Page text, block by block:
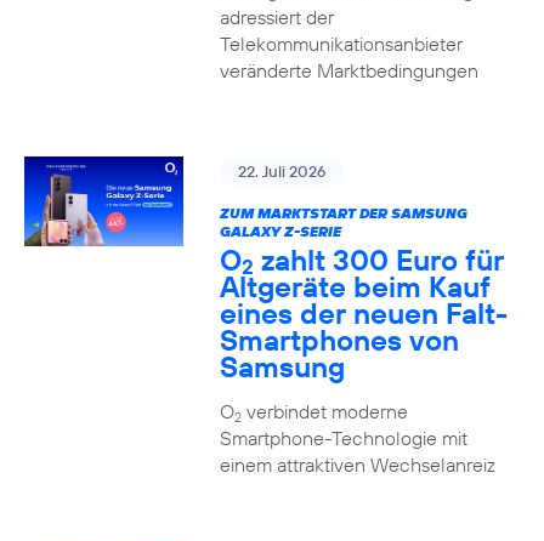
adressiert der
Telekommunikationsanbieter
veränderte Marktbedingungen
22. Juli 2026
ZUM MARKTSTART DER SAMSUNG
GALAXY Z-SERIE
O2 zahlt 300 Euro für
Altgeräte beim Kauf
eines der neuen Falt-
Smartphones von
Samsung
O2verbindet moderne
Smartphone-Technologie mit
einem attraktiven Wechselanreiz